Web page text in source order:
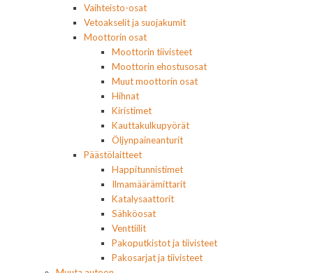
Vaihteisto-osat
Vetoakselit ja suojakumit
Moottorin osat
Moottorin tiivisteet
Moottorin ehostusosat
Muut moottorin osat
Hihnat
Kiristimet
Kauttakulkupyörät
Öljynpaineanturit
Päästölaitteet
Happitunnistimet
Ilmamäärämittarit
Katalysaattorit
Sähköosat
Venttiilit
Pakoputkistot ja tiivisteet
Pakosarjat ja tiivisteet